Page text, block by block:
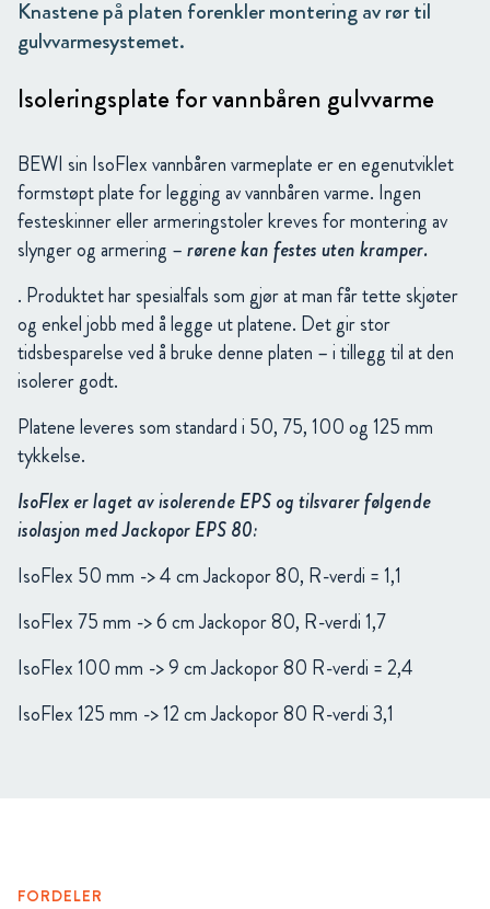
Knastene på platen forenkler montering av rør til
gulvvarmesystemet.
Isoleringsplate for vannbåren gulvvarme
BEWI sin IsoFlex vannbåren varmeplate er en egenutviklet
formstøpt plate for legging av vannbåren varme. Ingen
festeskinner eller armeringstoler kreves for montering av
slynger og armering –rørene kan festes uten kramper.
. Produktet har spesialfals som gjør at man får tette skjøter
og enkel jobb med å legge ut platene. Det gir stor
tidsbesparelse ved å bruke denne platen – i tillegg til at den
isolerer godt.
Platene leveres som standard i 50, 75, 100 og 125 mm
tykkelse.
IsoFlex er laget av isolerende EPS og tilsvarer følgende
isolasjon med Jackopor EPS 80:
IsoFlex 50 mm -> 4 cm Jackopor 80, R-verdi = 1,1
IsoFlex 75 mm -> 6 cm Jackopor 80, R-verdi 1,7
IsoFlex 100 mm -> 9 cm Jackopor 80 R-verdi = 2,4
IsoFlex 125 mm -> 12 cm Jackopor 80 R-verdi 3,1
FORDELER